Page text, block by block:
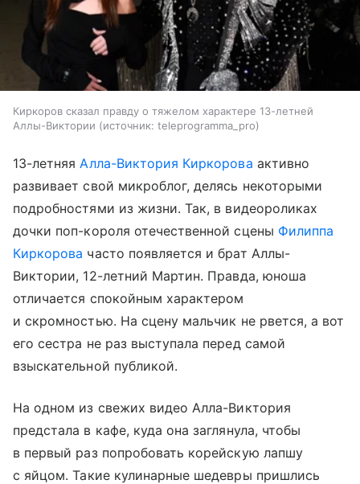
Киркоров сказал правду о тяжелом характере 13-летней
Аллы-Виктории
источник: teleprogramma_pro
13-летняя Алла-Виктория Киркорова активно
развивает свой микроблог, делясь некоторыми
подробностями из жизни. Так, в видеороликах
дочки поп-короля отечественной сцены Филиппа
Киркорова часто появляется и брат Аллы-
Виктории, 12-летний Мартин. Правда, юноша
отличается спокойным характером
и скромностью. На сцену мальчик не рвется, а вот
его сестра не раз выступала перед самой
взыскательной публикой.
На одном из свежих видео Алла-Виктория
предстала в кафе, куда она заглянула, чтобы
в первый раз попробовать корейскую лапшу
с яйцом. Такие кулинарные шедевры пришлись